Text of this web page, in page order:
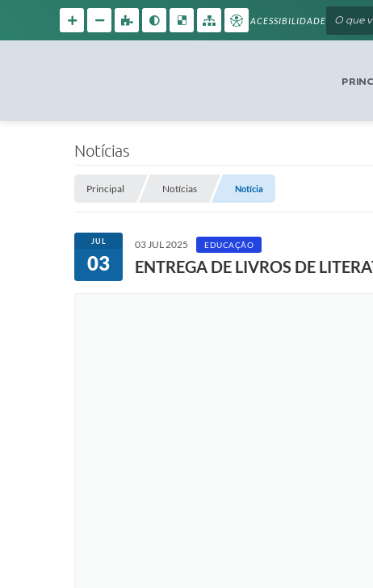
ACESSIBILIDADE
Notícias
Principal Notícias Notícia
JUL
03
03 JUL 2025 EDUCAÇÃO
ENTREGA DE LIVROS DE